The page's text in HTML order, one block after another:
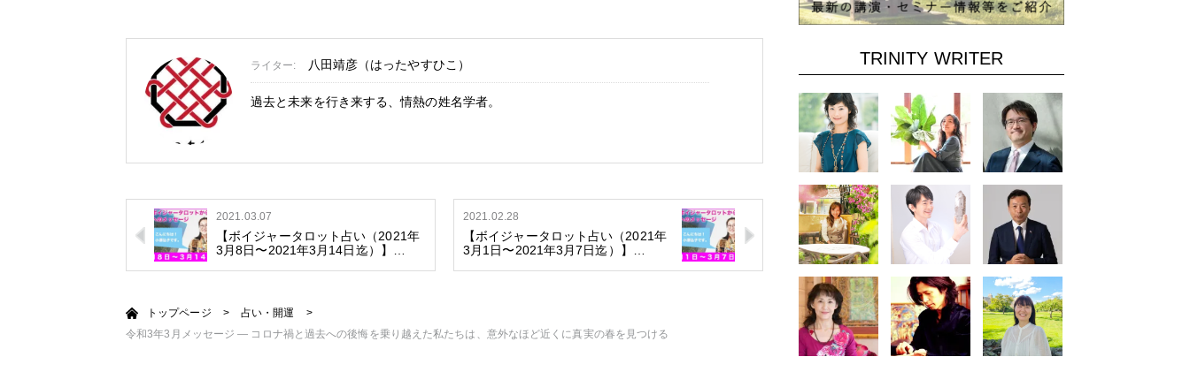
ライター: 八田靖彦（はったやすひこ）
過去と未来を行き来する、情熱の姓名学者。
2021.03.07
【ボイジャータロット占い（2021年
3月8日〜2021年3月14日迄）】…
2021.02.28
【ボイジャータロット占い（2021年
3月1日〜2021年3月7日迄）】…
トップページ > 占い・開運
>
令和3年3月メッセージ — コロナ禍と過去への後悔を乗り越えた私たちは、意外なほど近くに真実の春を見つける
TRINITY WRITER